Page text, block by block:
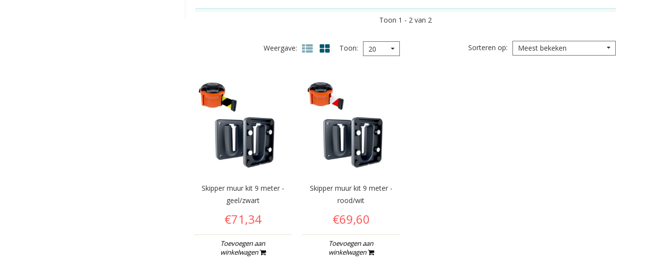
Toon 1 - 2 van 2
Weergave Toon 20 Sorteren op Meest bekeken
Skipper muur kit 9 meter -
geel/zwart
€71,34
Toevoegen aan
winkelwagen
Skipper muur kit 9 meter -
rood/wit
€69,60
Toevoegen aan
winkelwagen